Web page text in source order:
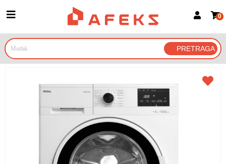
Prijava za članove
Prijavite se Google nalogom
0